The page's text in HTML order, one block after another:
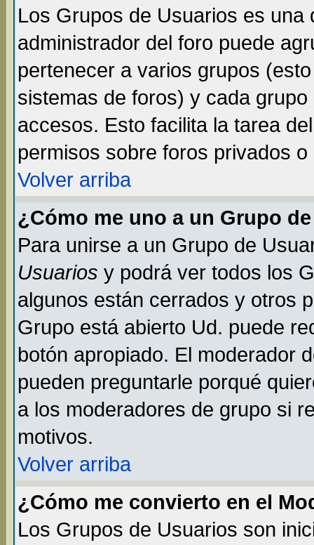
Los Grupos de Usuarios es una
administrador del foro puede
pertenecer a varios grupos
sistemas de foros) y cada
accesos. Esto facilita la tarea
permisos sobre foros privados
Volver arriba
¿Cómo me uno a un Grupo
Para unirse a un Grupo de
Usuarios y podrá ver todos los
algunos están cerrados y otros
Grupo está abierto Ud. puede
botón apropiado. El moderador
pueden preguntarle porqué
a los moderadores de grupo si
motivos.
Volver arriba
¿Cómo me convierto en el
Los Grupos de Usuarios son